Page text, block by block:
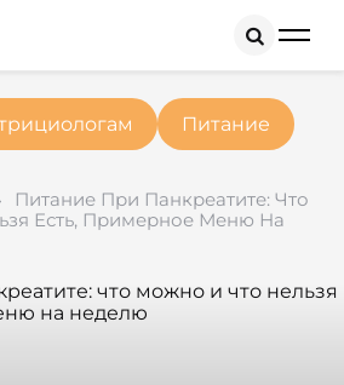
Питание
Питание При Панкреатите: Что
Есть, Примерное Меню На